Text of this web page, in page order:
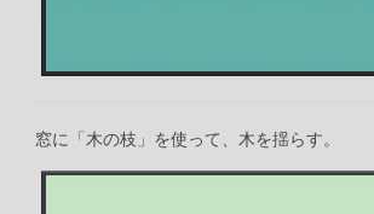
窓に「木の枝」を使って、木を揺らす。